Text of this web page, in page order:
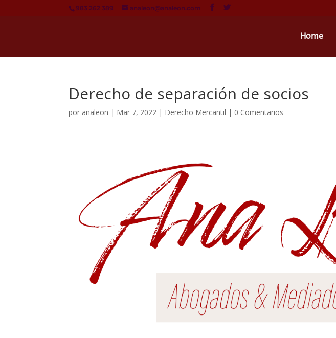
983 262 389 analeon@analeon.com
Home
Derecho de separación de socios
por analeon | Mar 7, 2022 | Derecho Mercantil | 0 Comentarios